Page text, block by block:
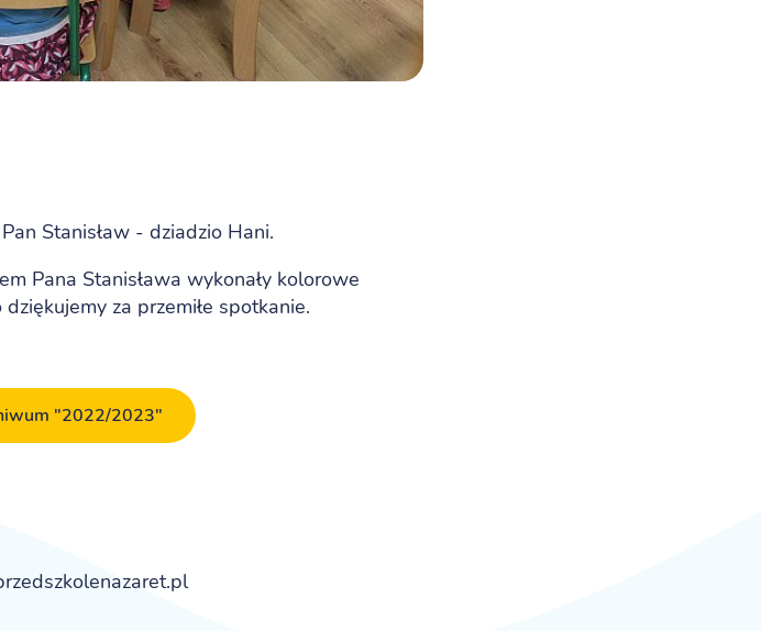
Stanisław - dziadzio Hani.
Pana Stanisława wykonały kolorowe
za przemiłe spotkanie.
"2022/2023"